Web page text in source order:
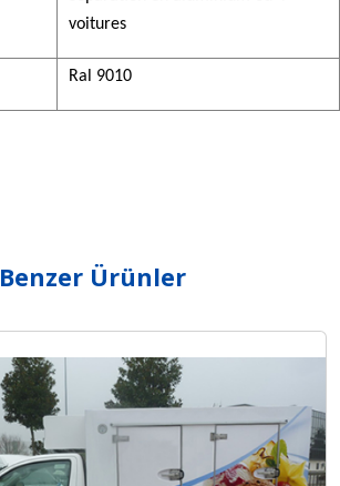
voitures
Ral 9010
Benzer Ürünler